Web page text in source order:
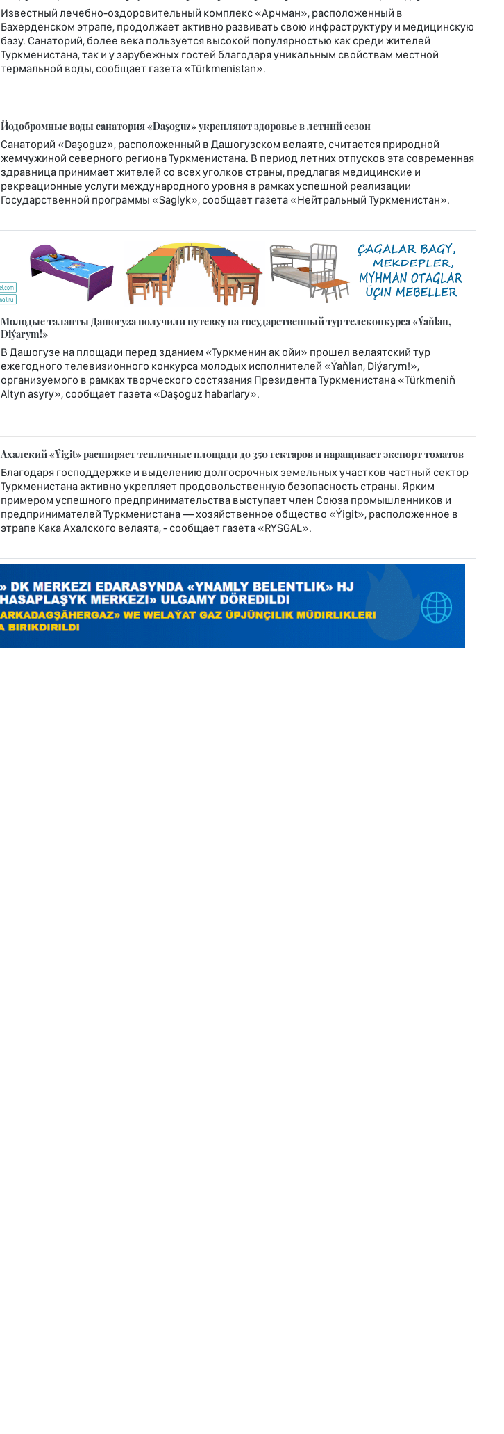
Известный лечебно-оздоровительный комплекс «Арчман», расположенный в
Бахерденском этрапе, продолжает активно развивать свою инфраструктуру и медицинскую
базу. Санаторий, более века пользуется высокой популярностью как среди жителей
Туркменистана, так и у зарубежных гостей благодаря уникальным свойствам местной
термальной воды, сообщает газета «Türkmenistan».
Йодобромные воды санатория «Daşoguz» укрепляют здоровье в летний сезон
Санаторий «Daşoguz», расположенный в Дашогузском велаяте, считается природной
жемчужиной северного региона Туркменистана. В период летних отпусков эта современная
здравница принимает жителей со всех уголков страны, предлагая медицинские и
рекреационные услуги международного уровня в рамках успешной реализации
Государственной программы «Saglyk», сообщает газета «Нейтральный Туркменистан».
Молодые таланты Дашогуза получили путевку на государственный тур телеконкурса «Ýaňlan,
Diýarym!»
В Дашогузе на площади перед зданием «Туркменин ак ойи» прошел велаятский тур
ежегодного телевизионного конкурса молодых исполнителей «Ýaňlan, Diýarym!»,
организуемого в рамках творческого состязания Президента Туркменистана «Türkmeniň
Altyn asyry», сообщает газета «Daşoguz habarlary».
Ахалский «Ýigit» расширяет тепличные площади до 350 гектаров и наращивает экспорт томатов
Благодаря господдержке и выделению долгосрочных земельных участков частный сектор
Туркменистана активно укрепляет продовольственную безопасность страны. Ярким
примером успешного предпринимательства выступает член Союза промышленников и
предпринимателей Туркменистана — хозяйственное общество «Ýigit», расположенное в
этрапе Кака Ахалского велаята, - сообщает газета «RYSGAL».